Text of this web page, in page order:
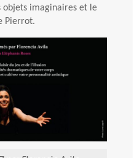
objets imaginaires et le
Pierrot.